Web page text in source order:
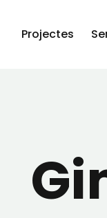
Projectes